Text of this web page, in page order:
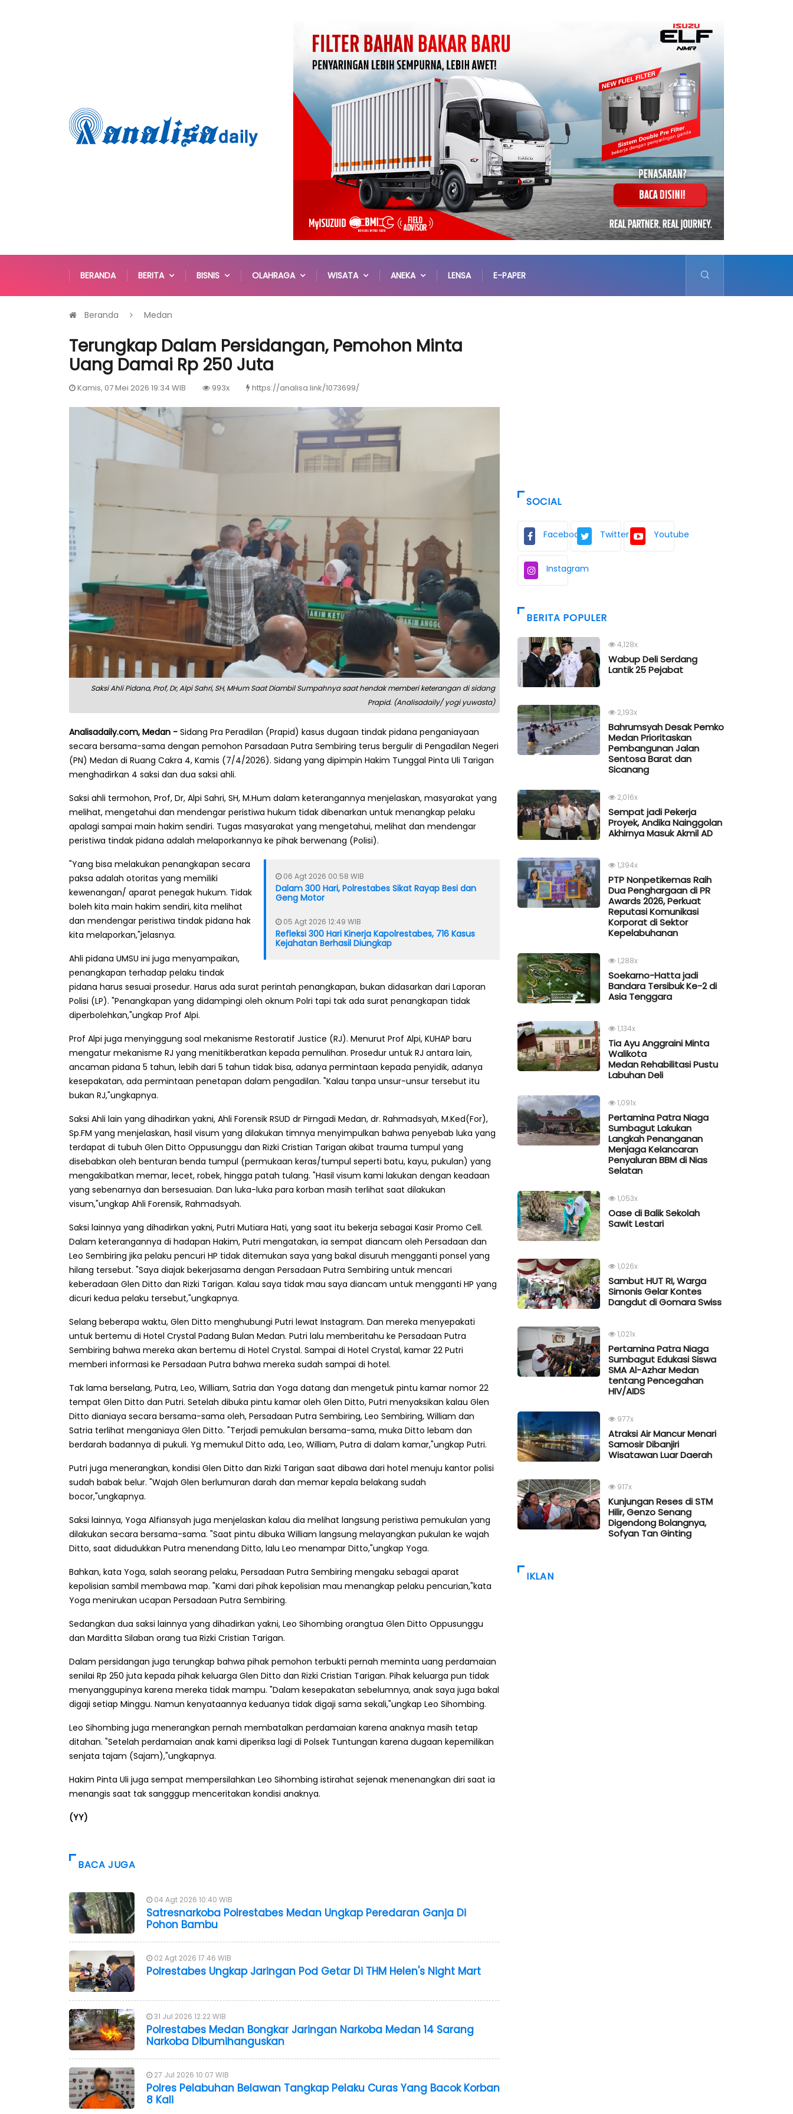
BERANDA BERITA BISNIS OLAHRAGA WISATA ANEKA LENSA E-PAPER
Beranda Medan
Terungkap Dalam Persidangan, Pemohon Minta
Uang Damai Rp 250 Juta
Kamis, 07 Mei 2026 19:34 WIB 993x https://analisa.link/1073699/
Saksi Ahli Pidana, Prof, Dr, Alpi Sahri, SH, MHum Saat Diambil Sumpahnya saat hendak memberi keterangan di sidang
Prapid. (Analisadaily/ yogi yuwasta)
Analisadaily.com, Medan - Sidang Pra Peradilan (Prapid) kasus dugaan tindak pidana penganiayaan
secara bersama-sama dengan pemohon Parsadaan Putra Sembiring terus bergulir di Pengadilan Negeri
(PN) Medan di Ruang Cakra 4, Kamis (7/4/2026). Sidang yang dipimpin Hakim Tunggal Pinta Uli Tarigan
menghadirkan 4 saksi dan dua saksi ahli.
Saksi ahli termohon, Prof, Dr, Alpi Sahri, SH, M.Hum dalam keterangannya menjelaskan, masyarakat yang
melihat, mengetahui dan mendengar peristiwa hukum tidak dibenarkan untuk menangkap pelaku
apalagi sampai main hakim sendiri. Tugas masyarakat yang mengetahui, melihat dan mendengar
peristiwa tindak pidana adalah melaporkannya ke pihak berwenang (Polisi).
06 Agt 2026 00:58 WIB
Dalam 300 Hari, Polrestabes Sikat Rayap Besi dan
Geng Motor
05 Agt 2026 12:49 WIB
Refleksi 300 Hari Kinerja Kapolrestabes, 716 Kasus
Kejahatan Berhasil Diungkap
"Yang bisa melakukan penangkapan secara
paksa adalah otoritas yang memiliki
kewenangan/ aparat penegak hukum. Tidak
boleh kita main hakim sendiri, kita melihat
dan mendengar peristiwa tindak pidana hak
kita melaporkan,"jelasnya.
Ahli pidana UMSU ini juga menyampaikan,
penangkapan terhadap pelaku tindak
pidana harus sesuai prosedur. Harus ada surat perintah penangkapan, bukan didasarkan dari Laporan
Polisi (LP). "Penangkapan yang didampingi oleh oknum Polri tapi tak ada surat penangkapan tidak
diperbolehkan,"ungkap Prof Alpi.
Prof Alpi juga menyinggung soal mekanisme Restoratif Justice (RJ). Menurut Prof Alpi, KUHAP baru
mengatur mekanisme RJ yang menitikberatkan kepada pemulihan. Prosedur untuk RJ antara lain,
ancaman pidana 5 tahun, lebih dari 5 tahun tidak bisa, adanya permintaan kepada penyidik, adanya
kesepakatan, ada permintaan penetapan dalam pengadilan. "Kalau tanpa unsur-unsur tersebut itu
bukan RJ,"ungkapnya.
Saksi Ahli lain yang dihadirkan yakni, Ahli Forensik RSUD dr Pirngadi Medan, dr. Rahmadsyah, M.Ked(For),
Sp.FM yang menjelaskan, hasil visum yang dilakukan timnya menyimpulkan bahwa penyebab luka yang
terdapat di tubuh Glen Ditto Oppusunggu dan Rizki Cristian Tarigan akibat trauma tumpul yang
disebabkan oleh benturan benda tumpul (permukaan keras/tumpul seperti batu, kayu, pukulan) yang
mengakibatkan memar, lecet, robek, hingga patah tulang. "Hasil visum kami lakukan dengan keadaan
yang sebenarnya dan bersesuaian. Dan luka-luka para korban masih terlihat saat dilakukan
visum,"ungkap Ahli Forensik, Rahmadsyah.
Saksi lainnya yang dihadirkan yakni, Putri Mutiara Hati, yang saat itu bekerja sebagai Kasir Promo Cell.
Dalam keterangannya di hadapan Hakim, Putri mengatakan, ia sempat diancam oleh Persadaan dan
Leo Sembiring jika pelaku pencuri HP tidak ditemukan saya yang bakal disuruh mengganti ponsel yang
hilang tersebut. "Saya diajak bekerjasama dengan Persadaan Putra Sembiring untuk mencari
keberadaan Glen Ditto dan Rizki Tarigan. Kalau saya tidak mau saya diancam untuk mengganti HP yang
dicuri kedua pelaku tersebut,"ungkapnya.
Selang beberapa waktu, Glen Ditto menghubungi Putri lewat Instagram. Dan mereka menyepakati
untuk bertemu di Hotel Crystal Padang Bulan Medan. Putri lalu memberitahu ke Persadaan Putra
Sembiring bahwa mereka akan bertemu di Hotel Crystal. Sampai di Hotel Crystal, kamar 22 Putri
memberi informasi ke Persadaan Putra bahwa mereka sudah sampai di hotel.
Tak lama berselang, Putra, Leo, William, Satria dan Yoga datang dan mengetuk pintu kamar nomor 22
tempat Glen Ditto dan Putri. Setelah dibuka pintu kamar oleh Glen Ditto, Putri menyaksikan kalau Glen
Ditto dianiaya secara bersama-sama oleh, Persadaan Putra Sembiring, Leo Sembiring, William dan
Satria terlihat menganiaya Glen Ditto. "Terjadi pemukulan bersama-sama, muka Ditto lebam dan
berdarah badannya di pukuli. Yg memukul Ditto ada, Leo, William, Putra di dalam kamar,"ungkap Putri.
Putri juga menerangkan, kondisi Glen Ditto dan Rizki Tarigan saat dibawa dari hotel menuju kantor polisi
sudah babak belur. "Wajah Glen berlumuran darah dan memar kepala belakang sudah
bocor,"ungkapnya.
Saksi lainnya, Yoga Alfiansyah juga menjelaskan kalau dia melihat langsung peristiwa pemukulan yang
dilakukan secara bersama-sama. "Saat pintu dibuka William langsung melayangkan pukulan ke wajah
Ditto, saat didudukkan Putra menendang Ditto, lalu Leo menampar Ditto,"ungkap Yoga.
Bahkan, kata Yoga, salah seorang pelaku, Persadaan Putra Sembiring mengaku sebagai aparat
kepolisian sambil membawa map. "Kami dari pihak kepolisian mau menangkap pelaku pencurian,"kata
Yoga menirukan ucapan Persadaan Putra Sembiring.
Sedangkan dua saksi lainnya yang dihadirkan yakni, Leo Sihombing orangtua Glen Ditto Oppusunggu
dan Marditta Silaban orang tua Rizki Cristian Tarigan.
Dalam persidangan juga terungkap bahwa pihak pemohon terbukti pernah meminta uang perdamaian
senilai Rp 250 juta kepada pihak keluarga Glen Ditto dan Rizki Cristian Tarigan. Pihak keluarga pun tidak
menyanggupinya karena mereka tidak mampu. "Dalam kesepakatan sebelumnya, anak saya juga bakal
digaji setiap Minggu. Namun kenyataannya keduanya tidak digaji sama sekali,"ungkap Leo Sihombing.
Leo Sihombing juga menerangkan pernah membatalkan perdamaian karena anaknya masih tetap
ditahan. "Setelah perdamaian anak kami diperiksa lagi di Polsek Tuntungan karena dugaan kepemilikan
senjata tajam (Sajam),"ungkapnya.
Hakim Pinta Uli juga sempat mempersilahkan Leo Sihombing istirahat sejenak menenangkan diri saat ia
menangis saat tak sangggup menceritakan kondisi anaknya.
(YY)
BACA JUGA
04 Agt 2026 10:40 WIB
Satresnarkoba Polrestabes Medan Ungkap Peredaran Ganja Di
Pohon Bambu
02 Agt 2026 17:46 WIB
Polrestabes Ungkap Jaringan Pod Getar Di THM Helen's Night Mart
31 Jul 2026 12:22 WIB
Polrestabes Medan Bongkar Jaringan Narkoba Medan 14 Sarang
Narkoba Dibumihanguskan
27 Jul 2026 10:07 WIB
Polres Pelabuhan Belawan Tangkap Pelaku Curas Yang Bacok Korban
8 Kali
SOCIAL
Facebook Twitter Youtube
Instagram
BERITA POPULER
4,128x
Wabup Deli Serdang
Lantik 25 Pejabat
2,193x
Bahrumsyah Desak Pemko
Medan Prioritaskan
Pembangunan Jalan
Sentosa Barat dan
Sicanang
2,016x
Sempat jadi Pekerja
Proyek, Andika Nainggolan
Akhirnya Masuk Akmil AD
1,394x
PTP Nonpetikemas Raih
Dua Penghargaan di PR
Awards 2026, Perkuat
Reputasi Komunikasi
Korporat di Sektor
Kepelabuhanan
1,288x
Soekarno-Hatta jadi
Bandara Tersibuk Ke-2 di
Asia Tenggara
1,134x
Tia Ayu Anggraini Minta
Walikota
Medan Rehabilitasi Pustu
Labuhan Deli
1,091x
Pertamina Patra Niaga
Sumbagut Lakukan
Langkah Penanganan
Menjaga Kelancaran
Penyaluran BBM di Nias
Selatan
1,053x
Oase di Balik Sekolah
Sawit Lestari
1,026x
Sambut HUT RI, Warga
Simonis Gelar Kontes
Dangdut di Gomara Swiss
1,021x
Pertamina Patra Niaga
Sumbagut Edukasi Siswa
SMA Al-Azhar Medan
tentang Pencegahan
HIV/AIDS
977x
Atraksi Air Mancur Menari
Samosir Dibanjiri
Wisatawan Luar Daerah
917x
Kunjungan Reses di STM
Hilir, Genzo Senang
Digendong Bolangnya,
Sofyan Tan Ginting
IKLAN